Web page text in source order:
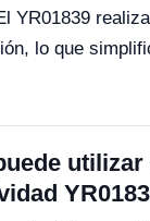
YR01839
lo que